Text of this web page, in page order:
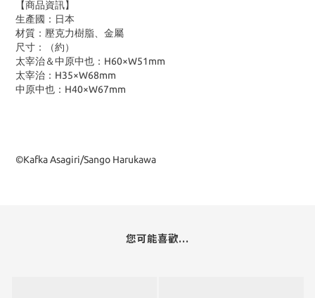
【商品資訊】
生產國：日本
材質：壓克力樹脂、金屬
尺寸：（約）
太宰治＆中原中也：H60×W51mm
太宰治：H35×W68mm
中原中也：H40×W67mm
©Kafka Asagiri/Sango Harukawa
您可能喜歡...